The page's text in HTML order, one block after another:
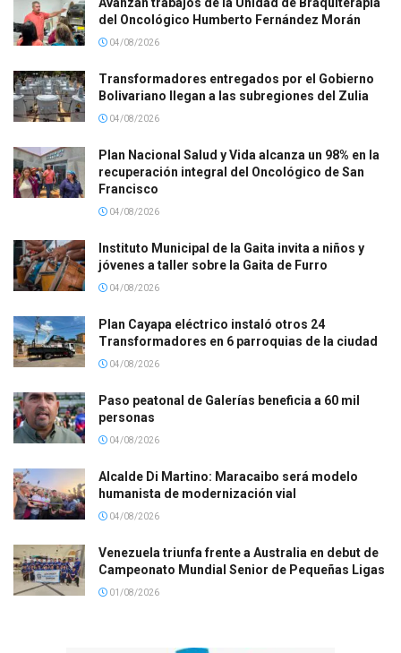
del Oncológico Humberto Fernández Morán
04/08/2026
Transformadores entregados por el Gobierno
Bolivariano llegan a las subregiones del Zulia
04/08/2026
Plan Nacional Salud y Vida alcanza un 98% en la
recuperación integral del Oncológico de San
Francisco
04/08/2026
Instituto Municipal de la Gaita invita a niños y
jóvenes a taller sobre la Gaita de Furro
04/08/2026
Plan Cayapa eléctrico instaló otros 24
Transformadores en 6 parroquias de la ciudad
04/08/2026
Paso peatonal de Galerías beneficia a 60 mil
personas
04/08/2026
Alcalde Di Martino: Maracaibo será modelo
humanista de modernización vial
04/08/2026
Venezuela triunfa frente a Australia en debut de
Campeonato Mundial Senior de Pequeñas Ligas
01/08/2026